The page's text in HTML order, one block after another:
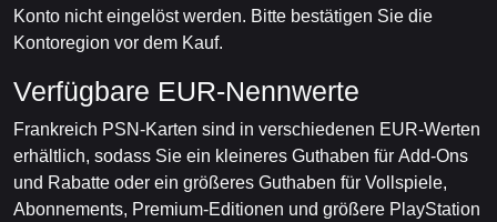
Konto nicht eingelöst werden. Bitte bestätigen Sie die
Kontoregion vor dem Kauf.
Verfügbare EUR-Nennwerte
Frankreich PSN-Karten sind in verschiedenen EUR-Werten
erhältlich, sodass Sie ein kleineres Guthaben für Add-Ons
und Rabatte oder ein größeres Guthaben für Vollspiele,
Abonnements, Premium-Editionen und größere PlayStation